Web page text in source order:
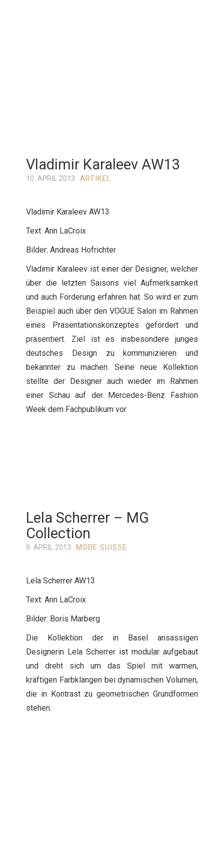
Vladimir Karaleev AW13
10. APRIL 2013 ARTIKEL
Vladimir Karaleev AW13
Text: Ann LaCroix
Bilder: Andreas Hofrichter
Vladimir Karaleev ist einer der Designer, welcher
über die letzten Saisons viel Aufmerksamkeit
und auch Förderung erfahren hat. So wird er zum
Beispiel auch über den VOGUE Salon im Rahmen
eines Präsentationskonzeptes gefördert und
präsentiert. Ziel ist es insbesondere junges
deutsches Design zu kommunizieren und
bekannter zu machen. Seine neue Kollektion
stellte der Designer auch wieder im Rahmen
einer Schau auf der Mercedes-Benz Fashion
Week dem Fachpublikum vor.
Lela Scherrer – MG
Collection
9. APRIL 2013 MODE SUISSE
Lela Scherrer AW13
Text: Ann LaCroix
Bilder: Boris Marberg
Die Kollektion der in Basel ansässigen
Designerin Lela Scherrer ist modular aufgebaut
und dreht sich um das Spiel mit warmen,
kräftigen Farbklängen bei dynamischen Volumen,
die in Kontrast zu geometrischen Grundformen
stehen.